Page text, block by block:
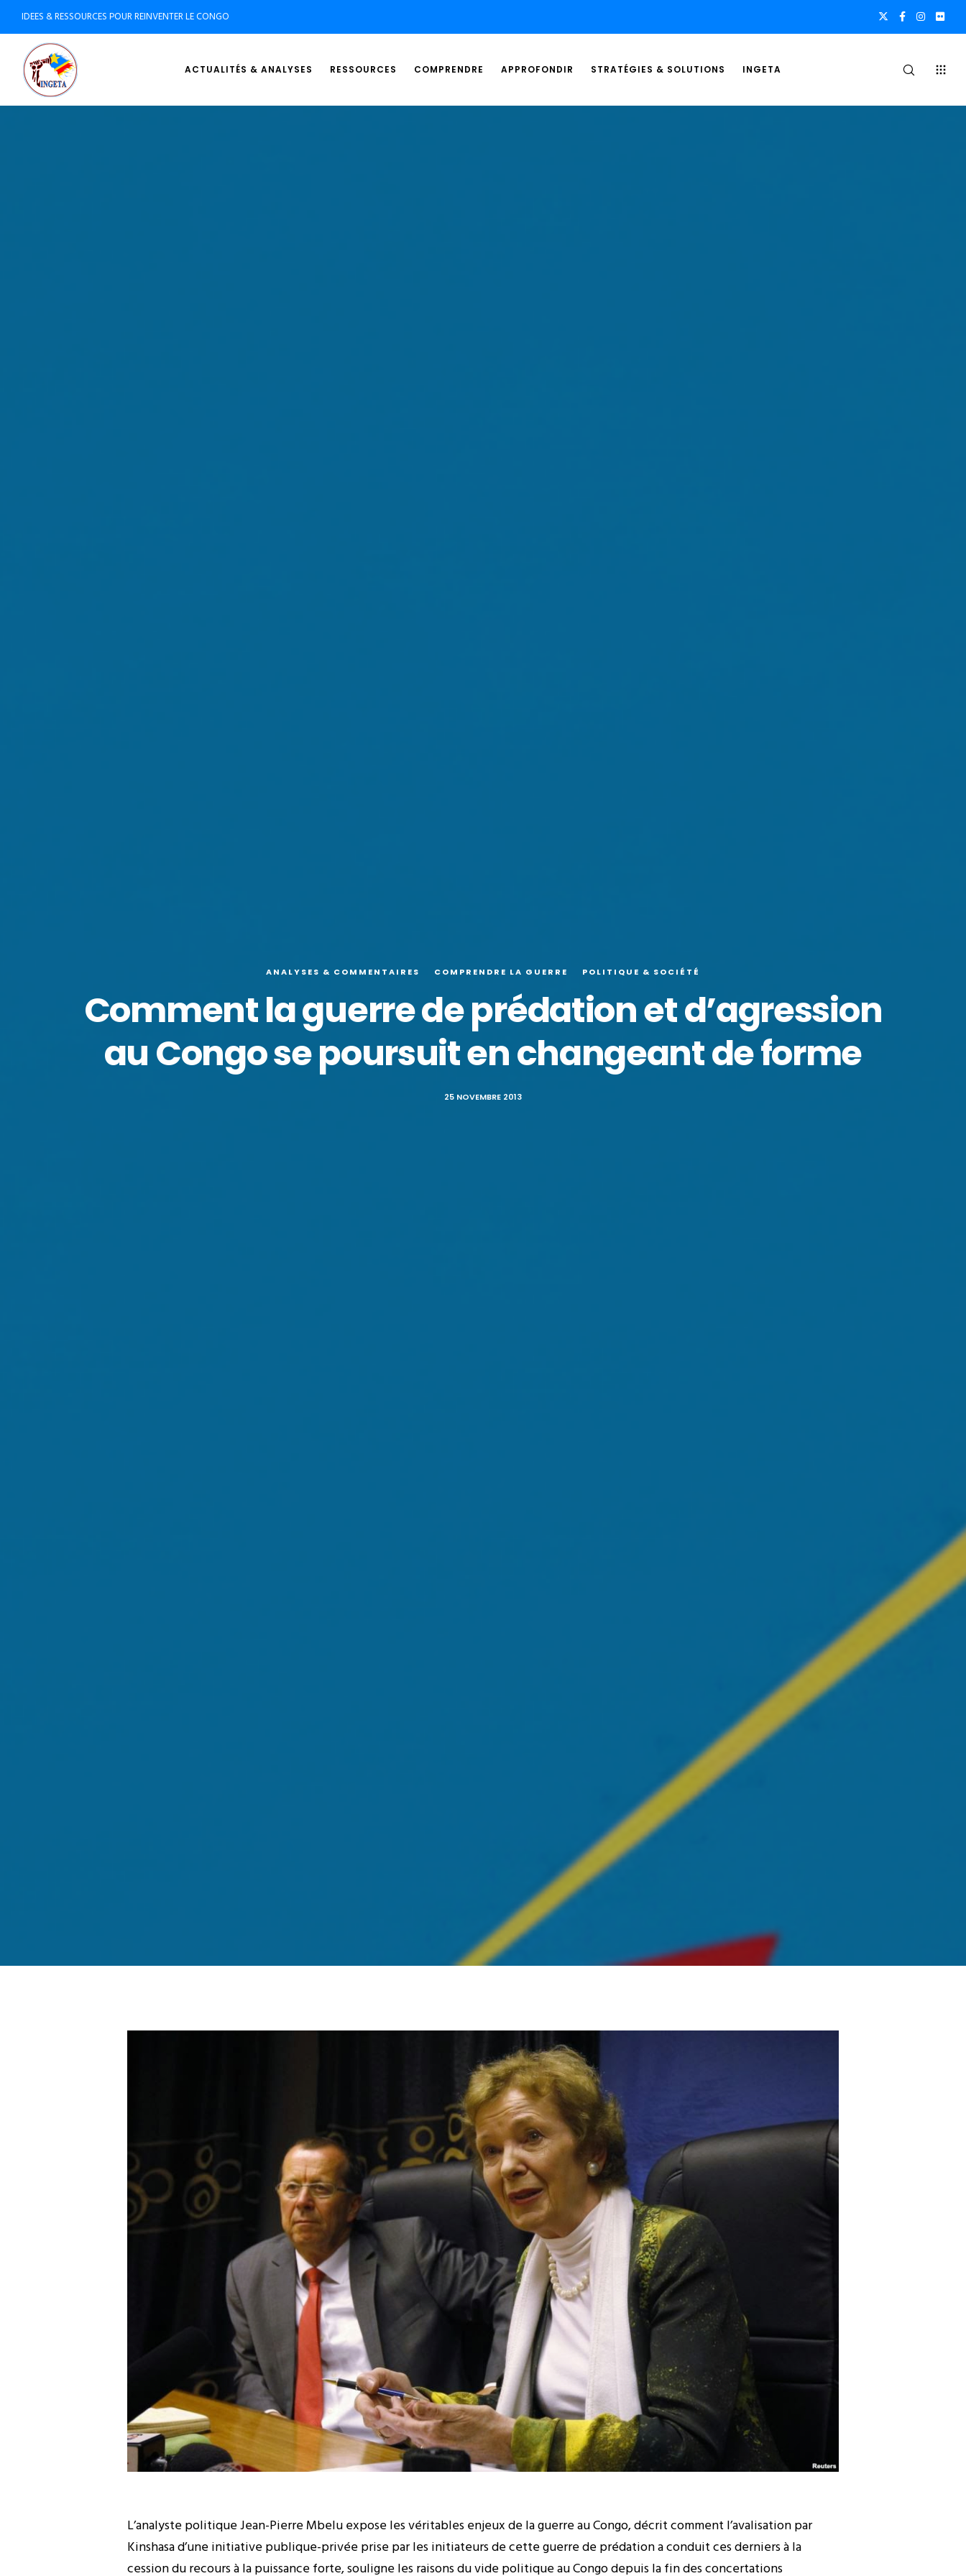
IDEES & RESSOURCES POUR REINVENTER LE CONGO
ACTUALITÉS & ANALYSES RESSOURCES COMPRENDRE APPROFONDIR STRATÉGIES & SOLUTIONS INGETA
ANALYSES & COMMENTAIRES COMPRENDRE LA GUERRE POLITIQUE & SOCIÉTÉ
Comment la guerre de prédation et d’agression
au Congo se poursuit en changeant de forme
25 NOVEMBRE 2013
L’analyste politique Jean-Pierre Mbelu expose les véritables enjeux de la guerre au Congo, décrit comment l’avalisation par
Kinshasa d’une initiative publique-privée prise par les initiateurs de cette guerre de prédation a conduit ces derniers à la
cession du recours à la puissance forte, souligne les raisons du vide politique au Congo depuis la fin des concertations